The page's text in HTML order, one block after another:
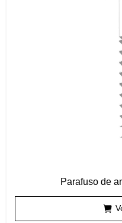
Parafuso de